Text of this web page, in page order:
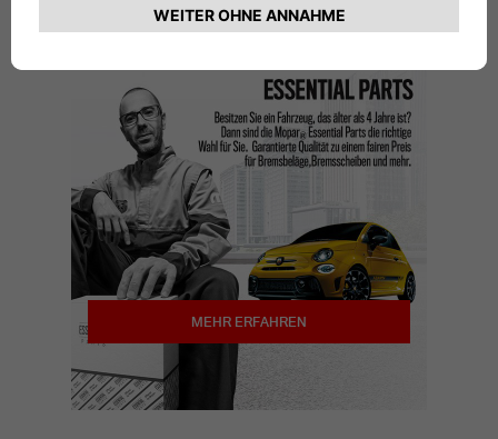
MEHR ERFAHREN